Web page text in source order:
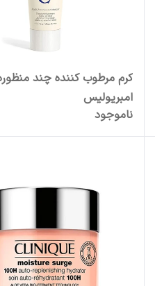
کرم مرطوب کننده چند
امبریولیس
ناموجود